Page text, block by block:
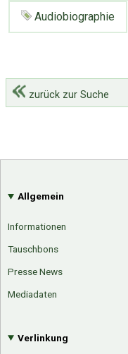
Audiobiographie
zurück zur Suche
Allgemein
Informationen
Tauschbons
Presse News
Mediadaten
Verlinkung